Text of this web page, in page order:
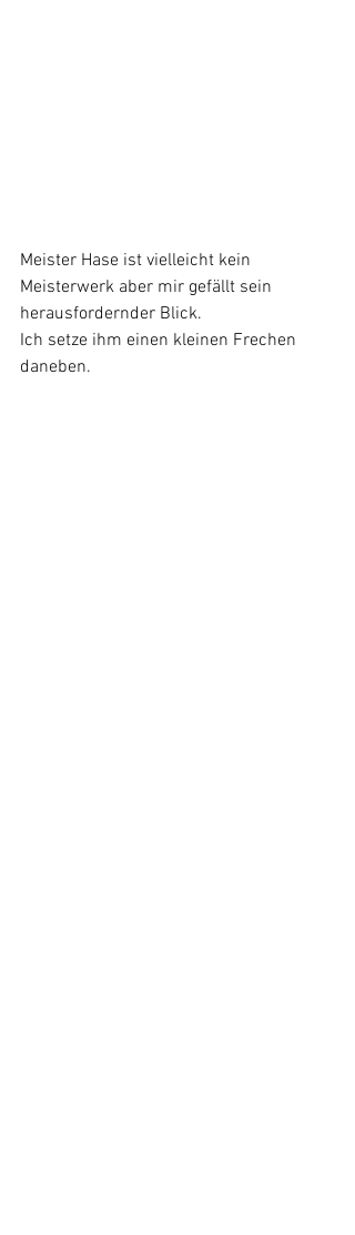
Meister Hase ist vielleicht kein
Meisterwerk aber mir gefällt sein
herausfordernder Blick.
Ich setze ihm einen kleinen Frechen
daneben.